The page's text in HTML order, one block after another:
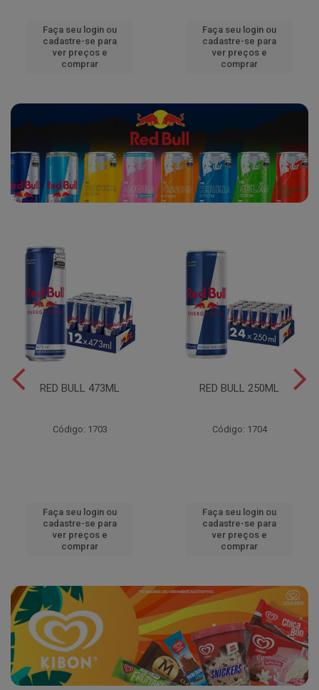
Faça seu login ou
cadastre-se para
ver preços e
comprar
Faça seu login ou
cadastre-se para
ver preços e
comprar
RED BULL 473ML
Código: 1703
Faça seu login ou
cadastre-se para
ver preços e
comprar
RED BULL 250ML
Código: 1704
Faça seu login ou
cadastre-se para
ver preços e
comprar